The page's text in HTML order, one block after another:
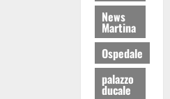
News
Martina
Ospedale
palazzo
ducale